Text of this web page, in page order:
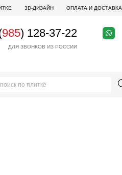
3D-ДИЗАЙН ОПЛАТА И ДОСТАВКА
985) 128-37-22
ДЛЯ ЗВОНКОВ ИЗ РОССИИ